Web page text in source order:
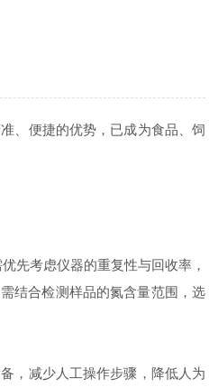
、便捷的优势，已成为食品、饲
先考虑仪器的重复性与回收率，
结合检测样品的氮含量范围，选
，减少人工操作步骤，降低人为